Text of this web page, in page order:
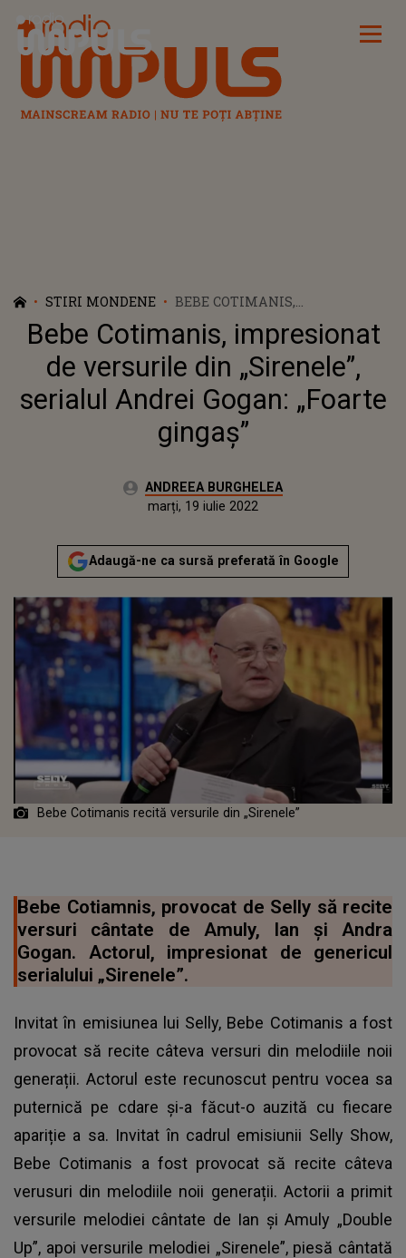
Radio Impuls
STIRI MONDENE
BEBE COTIMANIS,
IMPRESIONAT DE VERSURILE
DIN „SIRENELE”, SERIALUL
ANDREI GOGAN: „FOARTE
GINGAȘ”
Bebe Cotimanis, impresionat
de versurile din „Sirenele”,
serialul Andrei Gogan: „Foarte
gingaș”
Autor:ANDREEA BURGHELEA
Actualizat:
marți, 19 iulie 2022
Adaugă-ne ca sursă preferată în Google
Bebe Cotimanis recită versurile din „Sirenele”
Bebe Cotiamnis, provocat de Selly să recite
versuri cântate de Amuly, Ian și Andra
Gogan. Actorul, impresionat de genericul
serialului „Sirenele”.
Invitat în emisiunea lui Selly, Bebe Cotimanis a fost
provocat să recite câteva versuri din melodiile noii
generații. Actorul este recunoscut pentru vocea sa
puternică pe cdare și-a făcut-o auzită cu fiecare
apariție a sa. Invitat în cadrul emisiunii Selly Show,
Bebe Cotimanis a fost provocat să recite câteva
verusuri din melodiile noii generații. Actorii a primit
versurile melodiei cântate de Ian și Amuly „Double
Up”, apoi versurile melodiei „Sirenele”, piesă cântată